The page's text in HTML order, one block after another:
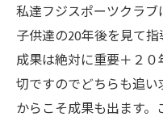
私達フジスポーツクラブ
子供達の20年後を見て指
成果は絶対に重要＋２
切ですのでどちらも追
からこそ成果も出ます